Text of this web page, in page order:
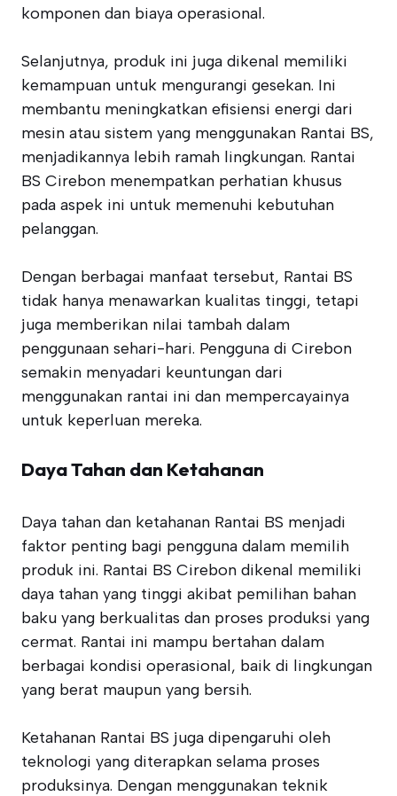
komponen dan biaya operasional.
Selanjutnya, produk ini juga dikenal memiliki
kemampuan untuk mengurangi gesekan. Ini
membantu meningkatkan efisiensi energi dari
mesin atau sistem yang menggunakan Rantai BS,
menjadikannya lebih ramah lingkungan. Rantai
BS Cirebon menempatkan perhatian khusus
pada aspek ini untuk memenuhi kebutuhan
pelanggan.
Dengan berbagai manfaat tersebut, Rantai BS
tidak hanya menawarkan kualitas tinggi, tetapi
juga memberikan nilai tambah dalam
penggunaan sehari-hari. Pengguna di Cirebon
semakin menyadari keuntungan dari
menggunakan rantai ini dan mempercayainya
untuk keperluan mereka.
Daya Tahan dan Ketahanan
Daya tahan dan ketahanan Rantai BS menjadi
faktor penting bagi pengguna dalam memilih
produk ini. Rantai BS Cirebon dikenal memiliki
daya tahan yang tinggi akibat pemilihan bahan
baku yang berkualitas dan proses produksi yang
cermat. Rantai ini mampu bertahan dalam
berbagai kondisi operasional, baik di lingkungan
yang berat maupun yang bersih.
Ketahanan Rantai BS juga dipengaruhi oleh
teknologi yang diterapkan selama proses
produksinya. Dengan menggunakan teknik